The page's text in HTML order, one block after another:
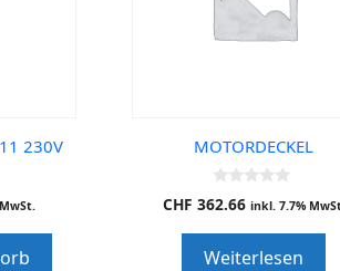
230V MOTORDECKEL
0
o
o
CHF 362.66 inkl. 7.7%
Weiterlesen